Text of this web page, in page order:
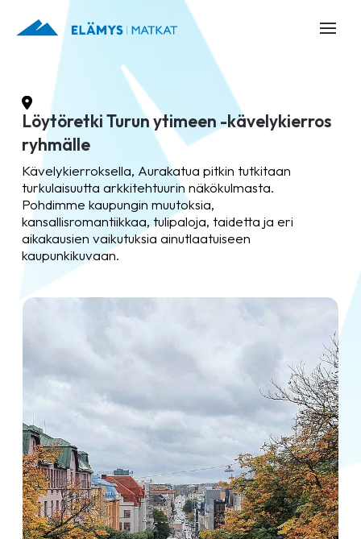
Löytöretki Turun ytimeen -kävelykierros
ryhmälle
Kävelykierroksella, Aurakatua pitkin tutkitaan
turkulaisuutta arkkitehtuurin näkökulmasta.
Pohdimme kaupungin muutoksia,
kansallisromantiikkaa, tulipaloja, taidetta ja eri
aikakausien vaikutuksia ainutlaatuiseen
kaupunkikuvaan.